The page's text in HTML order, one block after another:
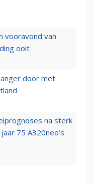
vooravond van
ooit
door met
na sterk
75 A320neo’s